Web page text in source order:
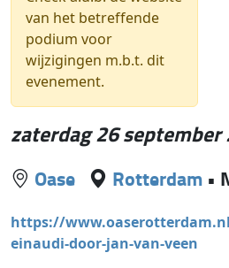
van het betreffende
podium voor
wijzigingen m.b.t. dit
evenement.
zaterdag 26 september
Oase Rotterdam •
https://
einaudi-door-jan-van-veen